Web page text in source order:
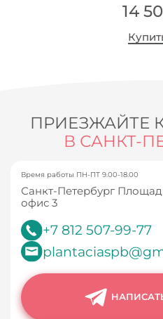
14
ПРИЕЗЖАЙТЕ
В САНКТ-
Время работы ПН-ПТ 9.00-18.00
Санкт-Петербург
офис 3
+7 812 507-99-77
НАПИСАТЬ